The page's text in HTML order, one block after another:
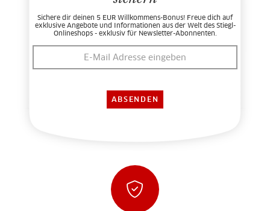
Sichere dir deinen 5 EUR Willkommens-Bonus! Freue dich auf
exklusive Angebote und Informationen aus der Welt des Stiegl-
Onlineshops - exklusiv für Newsletter-Abonnenten.